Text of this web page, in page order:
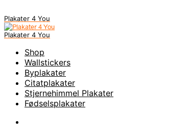
Plakater 4 You
Plakater 4 You
Shop
Wallstickers
Byplakater
Citatplakater
Stjernehimmel Plakater
Fødselsplakater